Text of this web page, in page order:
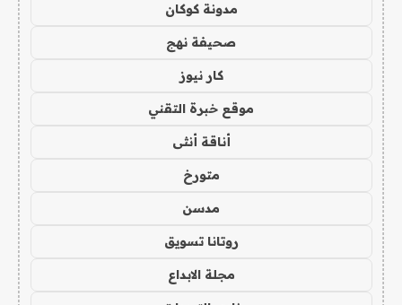
مدونة كوكان
صحيفة نهج
كار نيوز
موقع خبرة التقني
أناقة أنثى
متورخ
مدسن
روتانا تسويق
مجلة الابداع